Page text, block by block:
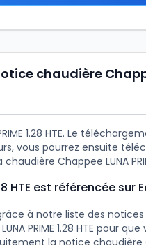
chaudière
1.28 HTE. Le
vous pourrez ensuite
Chappee LUNA
HTE est référencée sur
à notre liste des notices
PRIME 1.28 HTE pour que
la notice chaudière